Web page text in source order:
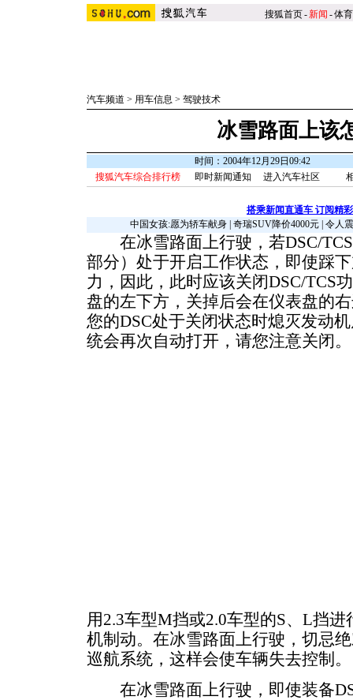
搜狐首页-新闻 -体育
汽车频道 > 用车信息 > 驾驶技术
冰雪路面上该
时间：2004年12月29日09:42
搜狐汽车综合排行榜
即时新闻通知 进入汽车社区
搭乘新闻直通车 订阅精
中国女孩:愿为轿车献身| 奇瑞SUV降价4000元| 令人
在冰雪路面上行驶，若DSC/TCS
部分）处于开启工作状态，即使踩
力，因此，此时应该关闭DSC/TCS
盘的左下方，关掉后会在仪表盘的
您的DSC处于关闭状态时熄灭发动
统会再次自动打开，请您注意关闭。
用2.3车型M挡或2.0车型的S、L挡
机制动。在冰雪路面上行驶，切忌
巡航系统，这样会使车辆失去控制。
在冰雪路面上行驶，即使装备